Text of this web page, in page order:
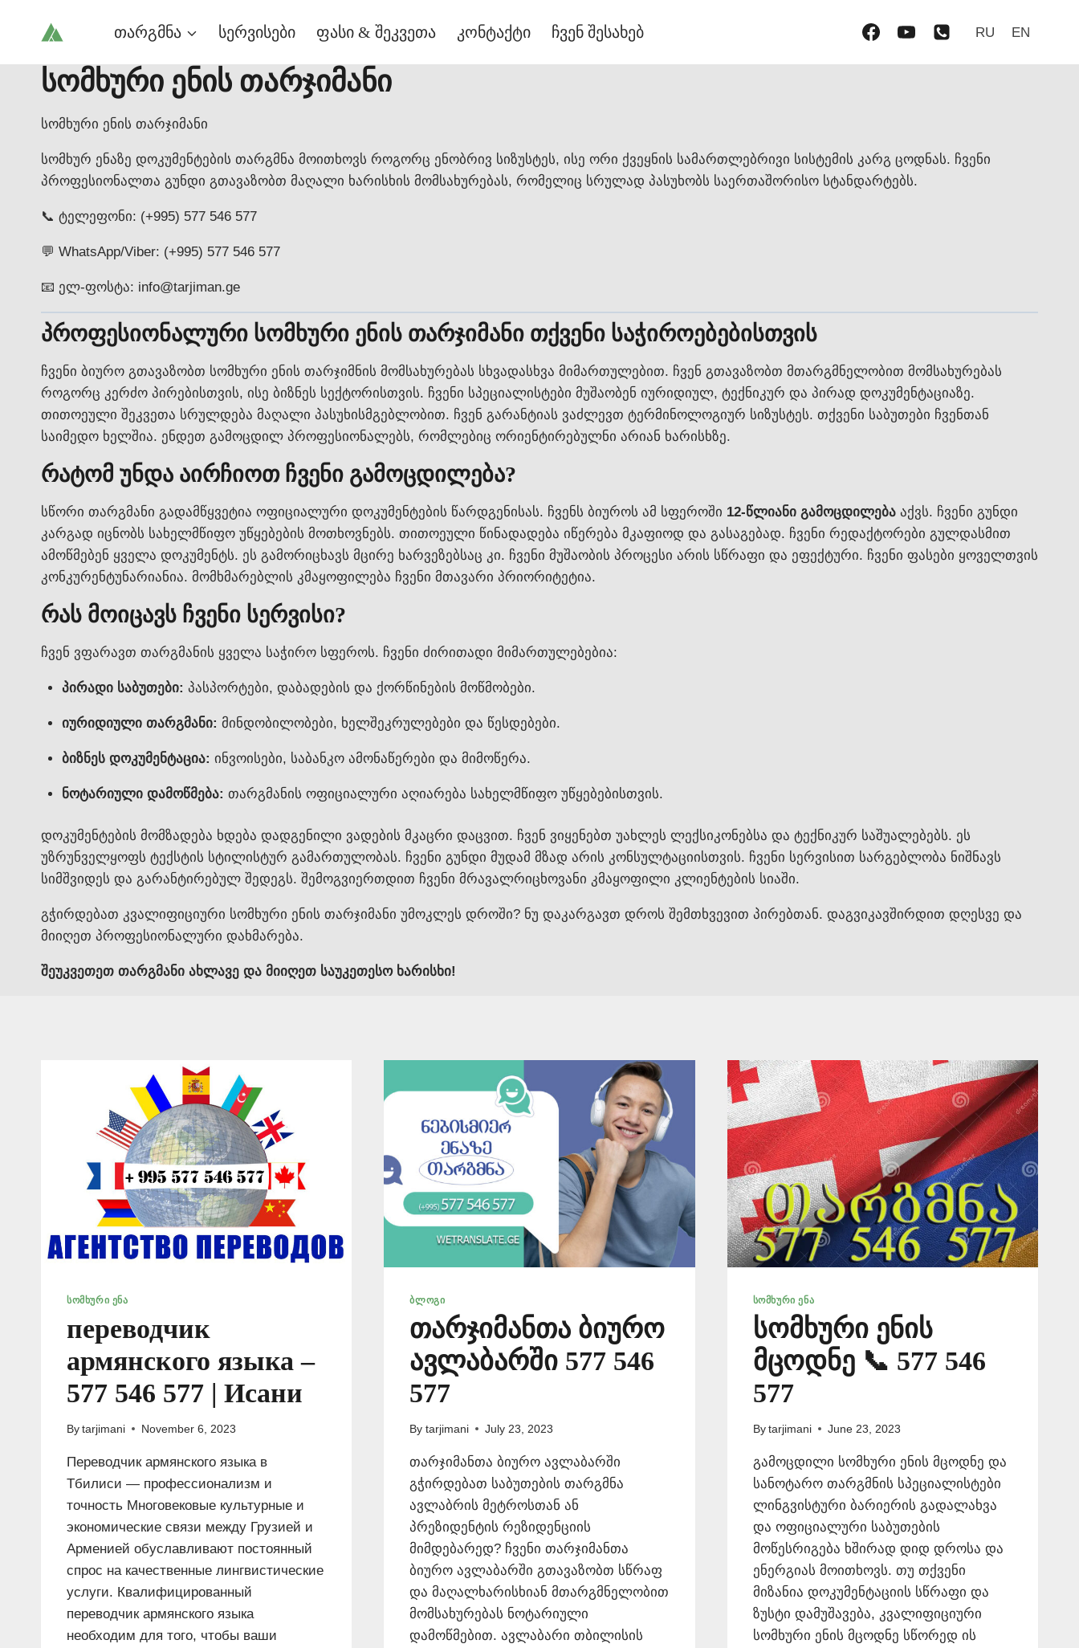
თარგმნა სერვისები ფასი & შეკვეთა კონტაქტი ჩვენ შესახებ RU EN
სომხური ენის თარჯიმანი
სომხური ენის თარჯიმანი
სომხურ ენაზე დოკუმენტების თარგმნა მოითხოვს როგორც ენობრივ სიზუსტეს, ისე ორი ქვეყნის სამართლებრივი სისტემის კარგ ცოდნას. ჩვენი
პროფესიონალთა გუნდი გთავაზობთ მაღალი ხარისხის მომსახურებას, რომელიც სრულად პასუხობს საერთაშორისო სტანდარტებს.
📞 ტელეფონი: (+995) 577 546 577
💬 WhatsApp/Viber: (+995) 577 546 577
📧 ელ-ფოსტა: info@tarjiman.ge
პროფესიონალური სომხური ენის თარჯიმანი თქვენი საჭიროებებისთვის
ჩვენი ბიურო გთავაზობთ სომხური ენის თარჯიმნის მომსახურებას სხვადასხვა მიმართულებით. ჩვენ გთავაზობთ მთარგმნელობით მომსახურებას
როგორც კერძო პირებისთვის, ისე ბიზნეს სექტორისთვის. ჩვენი სპეციალისტები მუშაობენ იურიდიულ, ტექნიკურ და პირად დოკუმენტაციაზე.
თითოეული შეკვეთა სრულდება მაღალი პასუხისმგებლობით. ჩვენ გარანტიას ვაძლევთ ტერმინოლოგიურ სიზუსტეს. თქვენი საბუთები ჩვენთან
საიმედო ხელშია. ენდეთ გამოცდილ პროფესიონალებს, რომლებიც ორიენტირებულნი არიან ხარისხზე.
რატომ უნდა აირჩიოთ ჩვენი გამოცდილება?
სწორი თარგმანი გადამწყვეტია ოფიციალური დოკუმენტების წარდგენისას. ჩვენს ბიუროს ამ სფეროში 12-წლიანი გამოცდილება აქვს. ჩვენი გუნდი
კარგად იცნობს სახელმწიფო უწყებების მოთხოვნებს. თითოეული წინადადება იწერება მკაფიოდ და გასაგებად. ჩვენი რედაქტორები გულდასმით
ამოწმებენ ყველა დოკუმენტს. ეს გამორიცხავს მცირე ხარვეზებსაც კი. ჩვენი მუშაობის პროცესი არის სწრაფი და ეფექტური. ჩვენი ფასები ყოველთვის
კონკურენტუნარიანია. მომხმარებლის კმაყოფილება ჩვენი მთავარი პრიორიტეტია.
რას მოიცავს ჩვენი სერვისი?
ჩვენ ვფარავთ თარგმანის ყველა საჭირო სფეროს. ჩვენი ძირითადი მიმართულებებია:
პირადი საბუთები: პასპორტები, დაბადების და ქორწინების მოწმობები.
იურიდიული თარგმანი: მინდობილობები, ხელშეკრულებები და წესდებები.
ბიზნეს დოკუმენტაცია: ინვოისები, საბანკო ამონაწერები და მიმოწერა.
ნოტარიული დამოწმება: თარგმანის ოფიციალური აღიარება სახელმწიფო უწყებებისთვის.
დოკუმენტების მომზადება ხდება დადგენილი ვადების მკაცრი დაცვით. ჩვენ ვიყენებთ უახლეს ლექსიკონებსა და ტექნიკურ საშუალებებს. ეს
უზრუნველყოფს ტექსტის სტილისტურ გამართულობას. ჩვენი გუნდი მუდამ მზად არის კონსულტაციისთვის. ჩვენი სერვისით სარგებლობა ნიშნავს
სიმშვიდეს და გარანტირებულ შედეგს. შემოგვიერთდით ჩვენი მრავალრიცხოვანი კმაყოფილი კლიენტების სიაში.
გჭირდებათ კვალიფიციური სომხური ენის თარჯიმანი უმოკლეს დროში? ნუ დაკარგავთ დროს შემთხვევით პირებთან. დაგვიკავშირდით დღესვე და
მიიღეთ პროფესიონალური დახმარება.
შეუკვეთეთ თარგმანი ახლავე და მიიღეთ საუკეთესო ხარისხი!
ᲡᲝᲛᲮᲣᲠᲘ ᲔᲜᲐ
переводчик
армянского языка –
577 546 577 | Исани
By tarjimani November 6, 2023
Переводчик армянского языка в
Тбилиси — профессионализм и
точность Многовековые культурные и
экономические связи между Грузией и
Арменией обуславливают постоянный
спрос на качественные лингвистические
услуги. Квалифицированный
переводчик армянского языка
необходим для того, чтобы ваши
ᲑᲚᲝᲒᲘ
თარჯიმანთა ბიურო
ავლაბარში 577 546
577
By tarjimani July 23, 2023
თარჯიმანთა ბიურო ავლაბარში
გჭირდებათ საბუთების თარგმნა
ავლაბრის მეტროსთან ან
პრეზიდენტის რეზიდენციის
მიმდებარედ? ჩვენი თარჯიმანთა
ბიურო ავლაბარში გთავაზობთ სწრაფ
და მაღალხარისხიან მთარგმნელობით
მომსახურებას ნოტარიული
დამოწმებით. ავლაბარი თბილისის
ᲡᲝᲛᲮᲣᲠᲘ ᲔᲜᲐ
სომხური ენის
მცოდნე 📞 577 546
577
By tarjimani June 23, 2023
გამოცდილი სომხური ენის მცოდნე და
სანოტარო თარგმნის სპეციალისტები
ლინგვისტური ბარიერის გადალახვა
და ოფიციალური საბუთების
მოწესრიგება ხშირად დიდ დროსა და
ენერგიას მოითხოვს. თუ თქვენი
მიზანია დოკუმენტაციის სწრაფი და
ზუსტი დამუშავება, კვალიფიციური
სომხური ენის მცოდნე სწორედ ის